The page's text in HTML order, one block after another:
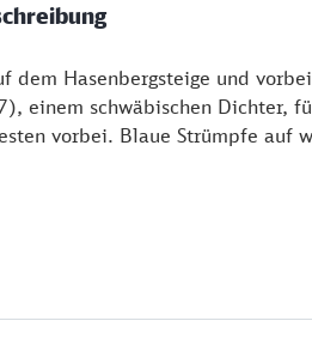
dem Hasenbergsteige und
einem schwäbischen Dichter,
vorbei. Blaue Strümpfe auf